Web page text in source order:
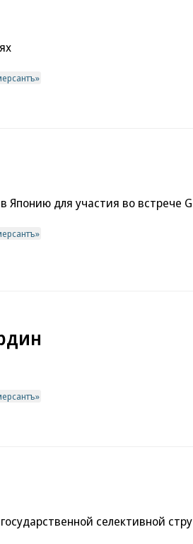
для участия во встрече G
селективной стру